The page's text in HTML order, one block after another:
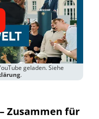
geladen. Siehe
.
– Zusammen für